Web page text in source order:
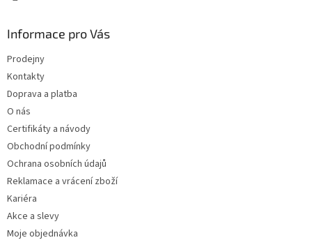
Informace pro Vás
Prodejny
Kontakty
Doprava a platba
O nás
Certifikáty a návody
Obchodní podmínky
Ochrana osobních údajů
Reklamace a vrácení zboží
Kariéra
Akce a slevy
Moje objednávka